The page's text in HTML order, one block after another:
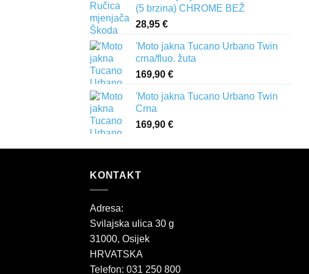
(5 brzina) CHROME BEŽ
28,95 €
'Moto jakna Tucano Urbano Twin
crna/fluo. žuta
169,90 €
'Moto jakna Tucano Urbano Twin
Crna
169,90 €
KONTAKT
Adresa:
Svilajska ulica 30 g
31000, Osijek
HRVATSKA
Telefon: 031 250 800